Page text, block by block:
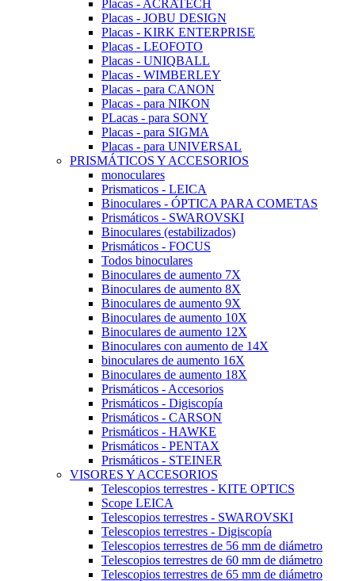
Placas - ACRATECH
Placas - JOBU DESIGN
Placas - KIRK ENTERPRISE
Placas - LEOFOTO
Placas - UNIQBALL
Placas - WIMBERLEY
Placas - para CANON
Placas - para NIKON
PLacas - para SONY
Placas - para SIGMA
Placas - para UNIVERSAL
PRISMÁTICOS Y ACCESORIOS
monoculares
Prismaticos - LEICA
Binoculares - ÓPTICA PARA COMETAS
Prismáticos - SWAROVSKI
Binoculares (estabilizados)
Prismáticos - FOCUS
Todos binoculares
Binoculares de aumento 7X
Binoculares de aumento 8X
Binoculares de aumento 9X
Binoculares de aumento 10X
Binoculares de aumento 12X
Binoculares con aumento de 14X
binoculares de aumento 16X
Binoculares de aumento 18X
Prismáticos - Accesorios
Prismáticos - Digiscopía
Prismáticos - CARSON
Prismáticos - HAWKE
Prismáticos - PENTAX
Prismáticos - STEINER
VISORES Y ACCESORIOS
Telescopios terrestres - KITE OPTICS
Scope LEICA
Telescopios terrestres - SWAROVSKI
Telescopios terrestres - Digiscopía
Telescopios terrestres de 56 mm de diámetro
Telescopios terrestres de 60 mm de diámetro
Telescopios terrestres de 65 mm de diámetro